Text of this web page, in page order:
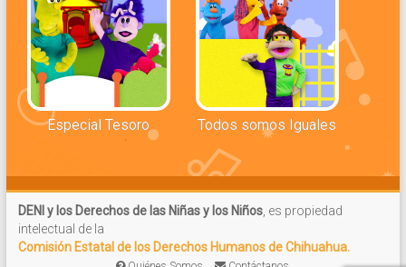
Especial Tesoro Todos somos Iguales
DENI y los Derechos de las Niñas y los Niños, es propiedad
intelectual de la
Comisión Estatal de los Derechos Humanos de Chihuahua.